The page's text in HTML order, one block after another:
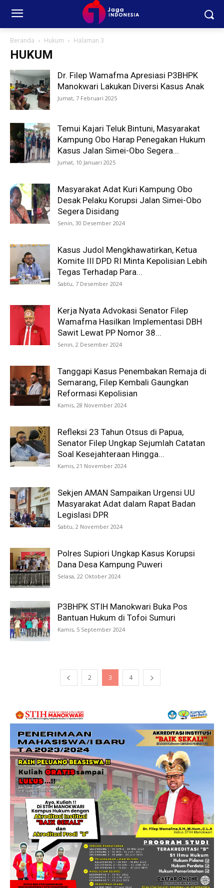
Beranda Hukum Halaman 3
HUKUM
Dr. Filep Wamafma Apresiasi P3BHPK
Manokwari Lakukan Diversi Kasus Anak
Jumat, 7 Februari 2025
Temui Kajari Teluk Bintuni, Masyarakat
Kampung Obo Harap Penegakan Hukum
Kasus Jalan Simei-Obo Segera...
Jumat, 10 Januari 2025
Masyarakat Adat Kuri Kampung Obo
Desak Pelaku Korupsi Jalan Simei-Obo
Segera Disidang
Senin, 30 Desember 2024
Kasus Judol Mengkhawatirkan, Ketua
Komite III DPD RI Minta Kepolisian Lebih
Tegas Terhadap Para...
Sabtu, 7 Desember 2024
Kerja Nyata Advokasi Senator Filep
Wamafma Hasilkan Implementasi DBH
Sawit Lewat PP Nomor 38...
Senin, 2 Desember 2024
Tanggapi Kasus Penembakan Remaja di
Semarang, Filep Kembali Gaungkan
Reformasi Kepolisian
Kamis, 28 November 2024
Refleksi 23 Tahun Otsus di Papua,
Senator Filep Ungkap Sejumlah Catatan
Soal Kesejahteraan Hingga...
Kamis, 21 November 2024
Sekjen AMAN Sampaikan Urgensi UU
Masyarakat Adat dalam Rapat Badan
Legislasi DPR
Sabtu, 2 November 2024
Polres Supiori Ungkap Kasus Korupsi
Dana Desa Kampung Puweri
Selasa, 22 Oktober 2024
P3BHPK STIH Manokwari Buka Pos
Bantuan Hukum di Tofoi Sumuri
Kamis, 5 September 2024
2 3 4